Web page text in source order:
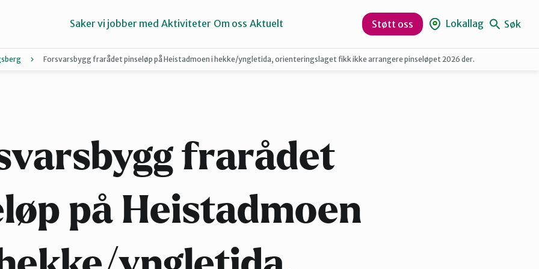
Numedal
Saker vi jobber med Aktiviteter Om oss Aktuelt Støtt oss Lokallag Søk
Forsvarsbygg frarådet pinseløp på Heistadmoen i hekke/yngletida, orienteringslaget fikk ikke arrangere pinseløpet 2026 der.
frarådet
på Heistadmoen